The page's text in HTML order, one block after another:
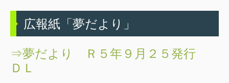
宿浦荘
しゃくなげ
サンポート
広報紙「夢だより」
⇒夢だより Ｒ５年９月２５発行
ＤＬ